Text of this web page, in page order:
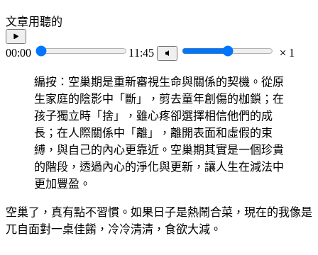
文章用聽的
00:00 11:45 1
編按：空巢期是重新審視生命與關係的契機。從原
生家庭的陰影中「斷」，剪去童年創傷的枷鎖；在
孩子獨立時「捨」，雖心疼卻選擇相信他們的成
長；在人際關係中「離」，離開表面和虛假的束
縛，與自己的內心更靠近。空巢期其實是一個珍貴
的階段，透過內心的淨化與更新，讓人生在減法中
更加豐盈。
空巢了，真有點不習慣。如果日子是熱鬧合菜，現在的我像是
兀自面對一桌佳餚，冷冷清清，食欲大減。